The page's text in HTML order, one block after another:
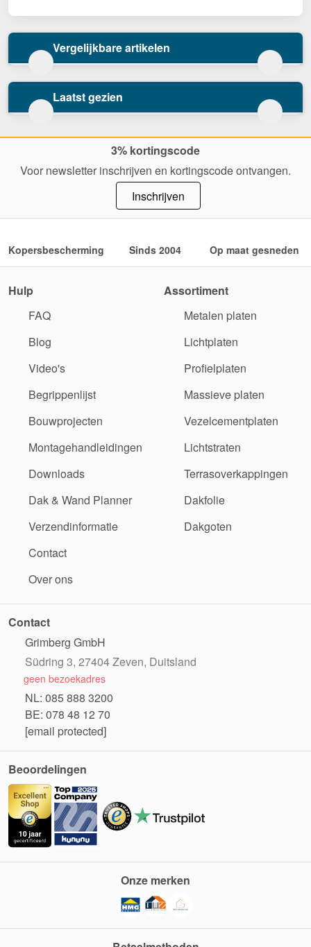
Vergelijkbare artikelen
Laatst gezien
3% kortingscode
Voor newsletter inschrijven en kortingscode ontvangen.
Inschrijven
Kopersbescherming Sinds 2004 Op maat gesneden
Hulp
FAQ
Blog
Video's
Begrippenlijst
Bouwprojecten
Montagehandleidingen
Downloads
Dak & Wand Planner
Verzendinformatie
Contact
Over ons
Assortiment
Metalen platen
Lichtplaten
Profielplaten
Massieve platen
Vezelcementplaten
Lichtstraten
Terrasoverkappingen
Dakfolie
Dakgoten
Contact
Grimberg GmbH
Südring 3, 27404 Zeven, Duitsland
geen bezoekadres
NL: 085 888 3200
BE: 078 48 12 70
[email protected]
Beoordelingen
Onze merken